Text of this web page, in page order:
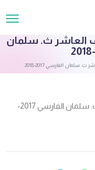
العاشر ث. سلمان
ث. سلمان الفارسي 2017-2018
اختبارات وإجاباتها فيزياء للصف العاشر ث. سلمان الفارسي 2017-